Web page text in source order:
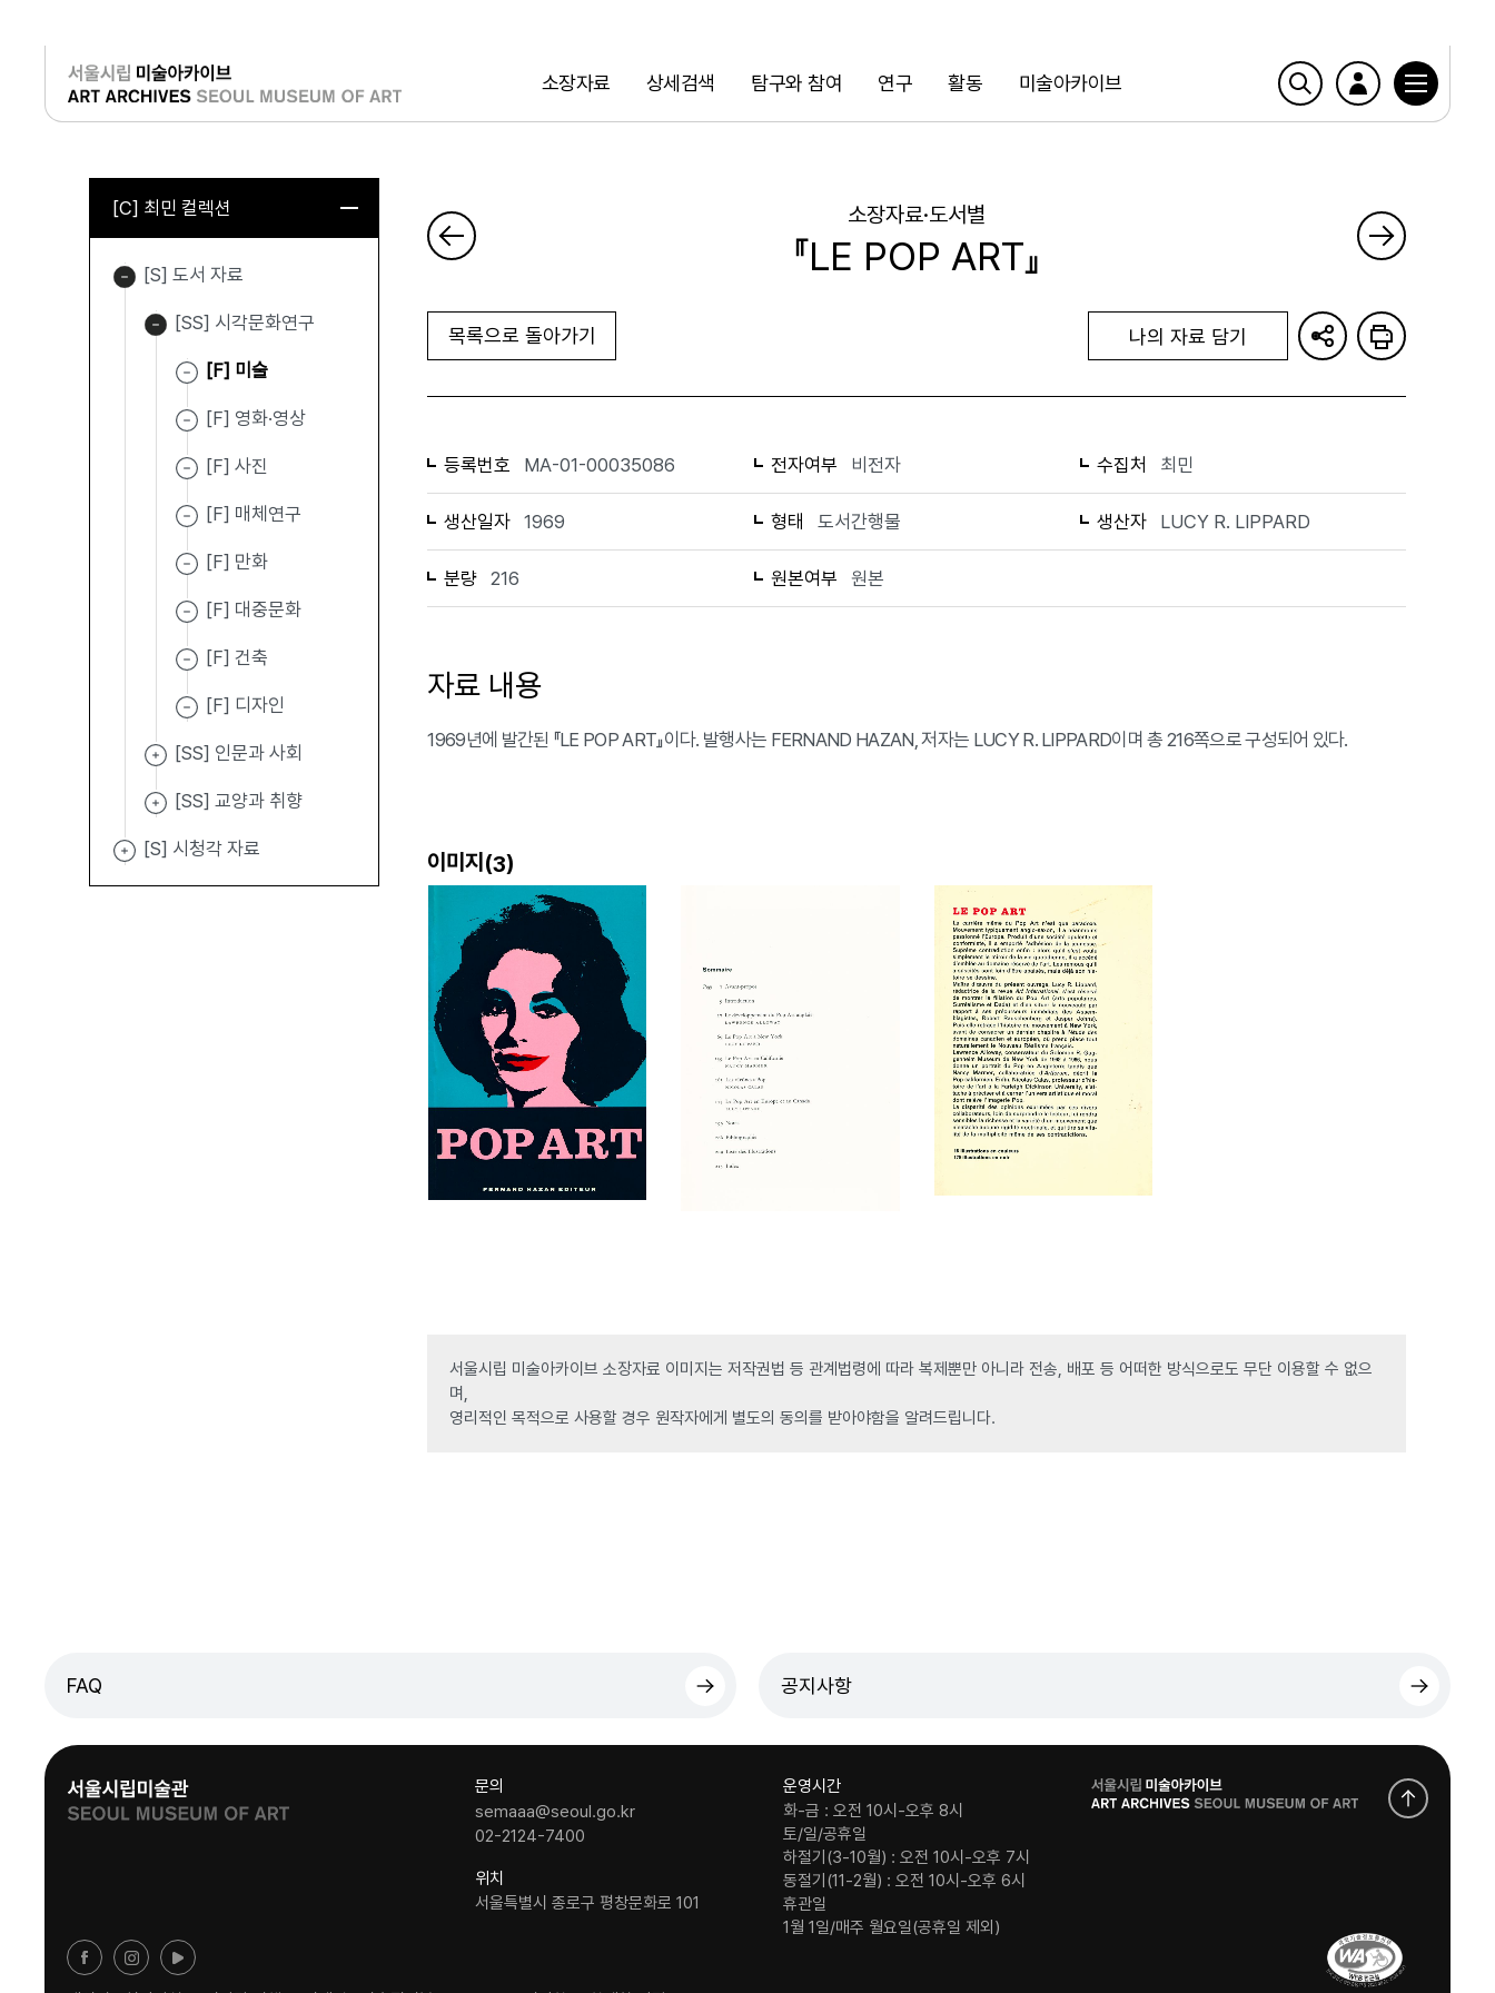
소장자료 상세검색 탐구와 참여 연구 활동 미술아카이브
검색
로그인
[C] 최민 컬렉션
[S] 도서 자료
[SS] 시각문화연구
[F] 미술
[F] 영화·영상
[F] 사진
[F] 매체연구
[F] 만화
[F] 대중문화
[F] 건축
[F] 디자인
[SS] 인문과 사회
[SS] 교양과 취향
[S] 시청각 자료
소장자료·도서별
『LE POP ART』
목록으로 돌아가기 나의 자료 담기
등록번호 MA-01-00035086 전자여부 비전자 수집처 최민
생산일자 1969 형태 도서간행물 생산자 LUCY R. LIPPARD
분량 216 원본여부 원본
자료 내용
1969년에 발간된 『LE POP ART』이다. 발행사는 FERNAND HAZAN, 저자는 LUCY R. LIPPARD이며 총 216쪽으로 구성되어 있다.
이미지(3)
서울시립 미술아카이브 소장자료 이미지는 저작권법 등 관계법령에 따라 복제뿐만 아니라 전송, 배포 등 어떠한 방식으로도 무단 이용할 수 없으
며,
영리적인 목적으로 사용할 경우 원작자에게 별도의 동의를 받아야함을 알려드립니다.
FAQ 공지사항
문의
semaaa@seoul.go.kr
02-2124-7400
위치
서울특별시 종로구 평창문화로 101
운영시간
화-금 : 오전 10시-오후 8시
토/일/공휴일
하절기(3-10월) : 오전 10시-오후 7시
동절기(11-2월) : 오전 10시-오후 6시
휴관일
1월 1일/매주 월요일(공휴일 제외)
로
고